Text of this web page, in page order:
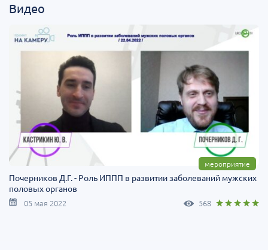
Видео
мероприятие
Почерников Д.Г. - Роль ИППП в развитии заболеваний мужских
половых органов
05 мая 2022 568